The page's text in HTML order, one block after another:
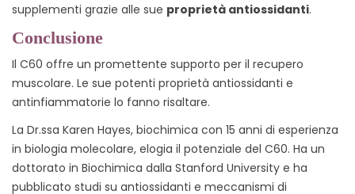
supplementi grazie alle sue proprietà antiossidanti.
Conclusione
Il C60 offre un promettente supporto per il recupero
muscolare. Le sue potenti proprietà antiossidanti e
antinfiammatorie lo fanno risaltare.
La Dr.ssa Karen Hayes, biochimica con 15 anni di esperienza
in biologia molecolare, elogia il potenziale del C60. Ha un
dottorato in Biochimica dalla Stanford University e ha
pubblicato studi su antiossidanti e meccanismi di